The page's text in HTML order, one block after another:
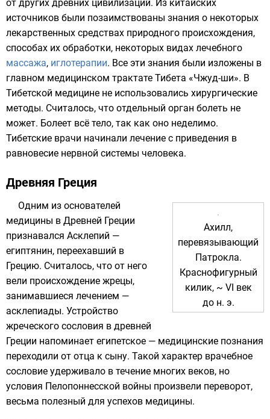
от других древних цивилизаций. Из китайских
источников были позаимствованы знания о некоторых
лекарственных средствах природного происхождения,
способах их обработки, некоторых видах лечебного
массажа, иглотерапии. Все эти знания были изложены в
главном медицинском трактате Тибета «Чжуд-ши». В
Тибетской медицине не использовались хирургические
методы. Считалось, что отдельный орган болеть не
может. Болеет всё тело, так как оно неделимо.
Тибетские врачи начинали лечение с приведения в
равновесие нервной системы человека.
Древняя Греция
Ахилл,
перевязывающий
Патрокла.
Краснофигурный
килик, ~ VI век
до н. э.
Одним из основателей
медицины в Древней Греции
признавался Асклепий —
египтянин, переехавший в
Грецию. Считалось, что от него
вели происхождение жрецы,
занимавшиеся лечением —
асклепиады. Устройство
жреческого сословия в древней
Греции напоминает египетское — медицинские познания
переходили от отца к сыну. Такой характер врачебное
сословие удерживало в течение многих веков, но
условия Пелопоннесской войны произвели переворот,
весьма полезный для успехов медицины.